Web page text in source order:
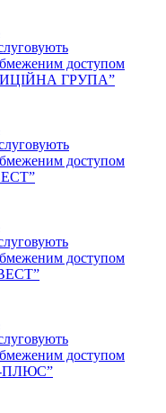
доступом
ГРУПА”
доступом
доступом
доступом
ПЛЮС”